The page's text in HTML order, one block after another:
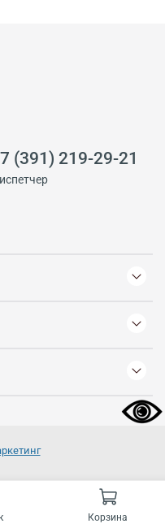
(391) 219-29-21
Корзина